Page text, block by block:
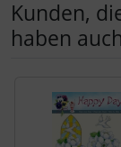
Kunden,
haben